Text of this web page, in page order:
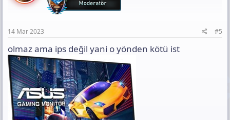
14 Mar 2023 #5
olmaz ama ips değil yani o yönden kötü ist